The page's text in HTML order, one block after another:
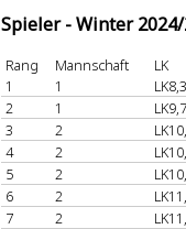
Spieler - Winter
Rang Mannschaft
LK
1
1
LK8,3
2
1
LK9,7
3
2
4
2
5
2
6
2
7
2